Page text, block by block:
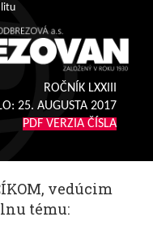
ROČNÍK LXXIII
25. AUGUSTA 2017
PDF VERZIA ČÍSLA
vedúcim
tému: